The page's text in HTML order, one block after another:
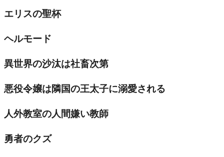
エリスの聖杯
ヘルモード
異世界の沙汰は社畜次第
悪役令嬢は隣国の王太子に溺愛される
人外教室の人間嫌い教師
勇者のクズ